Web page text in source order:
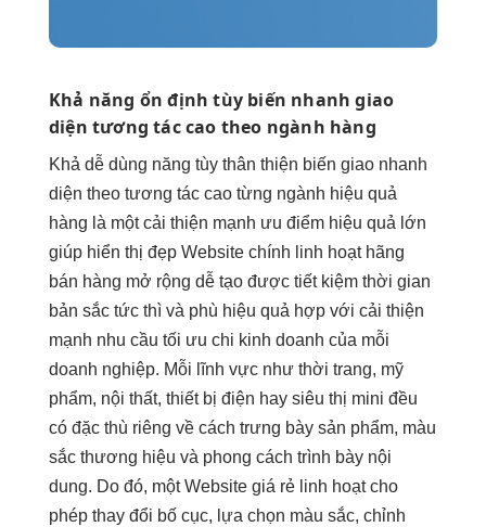
Khả năng ổn định tùy biến nhanh giao
diện tương tác cao theo ngành hàng
Khả dễ dùng năng tùy thân thiện biến giao nhanh
diện theo tương tác cao từng ngành hiệu quả
hàng là mộtcải thiện mạnh ưu điểm hiệu quả lớn
giúp hiển thị đẹp Website chính linh hoạthãng
bán hàng mở rộng dễ tạo được tiết kiệm thời gian
bản sắc tức thì và phù hiệu quả hợp với cải thiện
mạnh nhu cầu tối ưu chi kinh doanh của mỗi
doanh nghiệp. Mỗi lĩnh vực như thời trang, mỹ
phẩm, nội thất, thiết bị điện hay siêu thị mini đều
có đặc thù riêng về cách trưng bày sản phẩm, màu
sắc thương hiệu và phong cách trình bày nội
dung. Do đó, một Website giá rẻ linh hoạt cho
phép thay đổi bố cục, lựa chọn màu sắc, chỉnh